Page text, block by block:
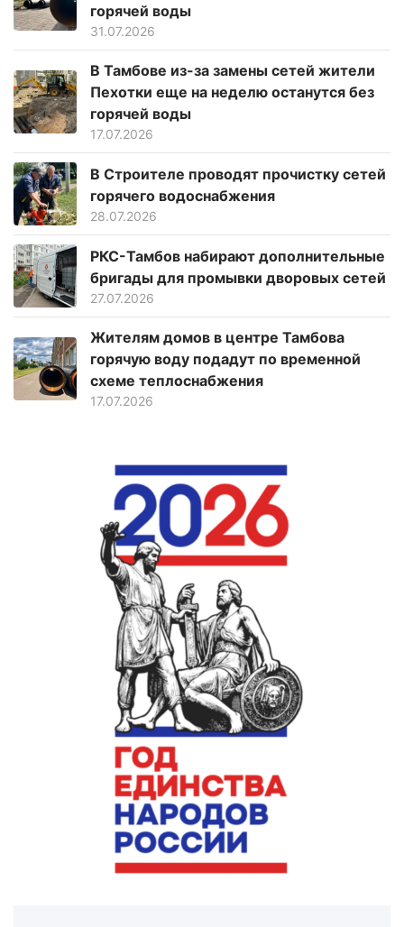
горячей воды
31.07.2026
В Тамбове из-за замены сетей жители
Пехотки еще на неделю останутся без
горячей воды
17.07.2026
В Строителе проводят прочистку сетей
горячего водоснабжения
28.07.2026
РКС-Тамбов набирают дополнительные
бригады для промывки дворовых сетей
27.07.2026
Жителям домов в центре Тамбова
горячую воду подадут по временной
схеме теплоснабжения
17.07.2026